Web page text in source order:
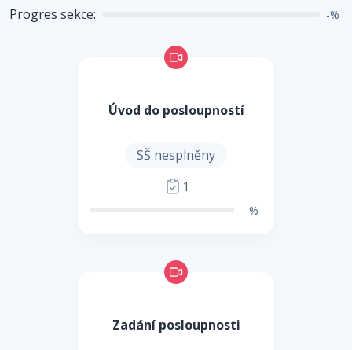
Progres sekce:
-%
Úvod do posloupností
SŠ nesplněny
1
-%
Zadání posloupnosti